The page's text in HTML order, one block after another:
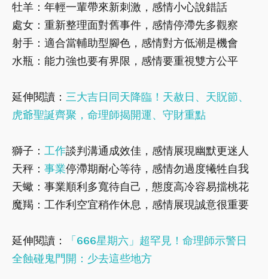
牡羊：年輕一輩帶來新刺激，感情小心說錯話
處女：重新整理面對舊事件，感情停滯先多觀察
射手：適合當輔助型腳色，感情對方低潮是機會
水瓶：能力強也要有界限，感情要重視雙方公平
延伸閱讀： 三大吉日同天降臨！天赦日、天貺節、
虎爺聖誕齊聚，命理師揭開運、守財重點
獅子： 工作談判溝通成效佳，感情展現幽默更迷人
天秤： 事業停滯期耐心等待，感情勿過度犧牲自我
天蠍：事業順利多寬待自己，態度高冷容易擋桃花
魔羯：工作利空宜稍作休息，感情展現誠意很重要
延伸閱讀：
「666星期六」超罕見！命理師示警日
全蝕碰鬼門開：少去這些地方